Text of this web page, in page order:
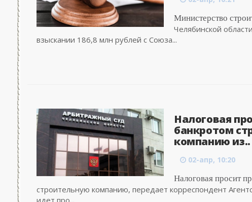
Министерство
Челябинской
взыскании 186,8 млн рублей с Союза...
Налоговая
банкротом
компанию из..
02-апр, 10:20
Налоговая просит
строительную компанию, передает корреспондент
идет про...